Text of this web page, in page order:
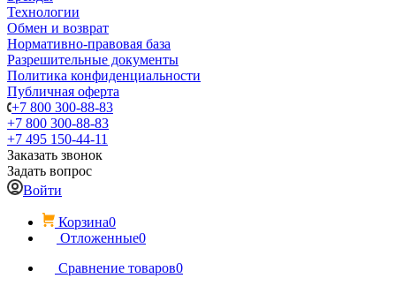
Технологии
Обмен и возврат
Нормативно-правовая база
Разрешительные документы
Политика конфиденциальности
Публичная оферта
+7 800 300-88-83
+7 800 300-88-83
+7 495 150-44-11
Заказать звонок
Задать вопрос
Войти
Корзина0
Отложенные0
Сравнение товаров0